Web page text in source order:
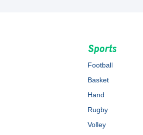
Sports
Football
Basket
Hand
Rugby
Volley